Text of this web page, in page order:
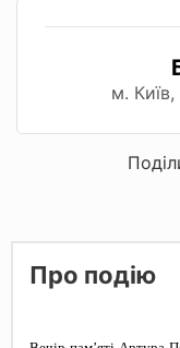
м.
Про подію